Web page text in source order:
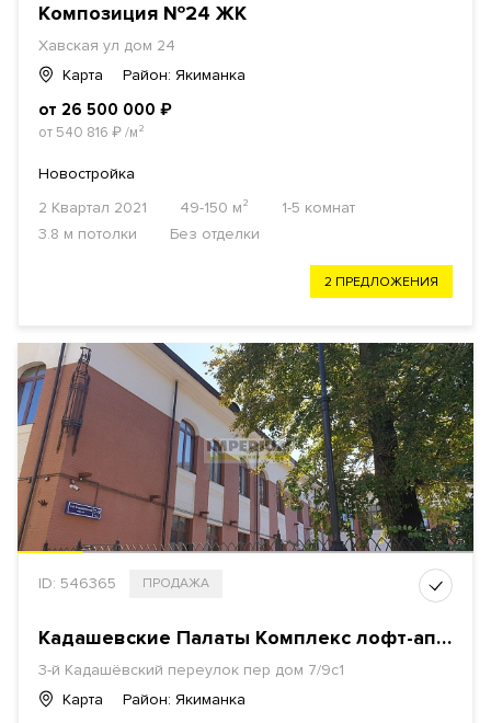
Композиция №24 ЖК
Хавская ул дом 24
Карта
Район: Якиманка
от 26 500 000 ₽
от 540 816 ₽/м²
Новостройка
2 Квартал 2021
49-150 м²
1-5 комнат
3.8 м потолки
Без отделки
2 ПРЕДЛОЖЕНИЯ
ID: 546365 ПРОДАЖА
Кадашевские Палаты Комплекс лофт-апартаметов
3-й Кадашёвский переулок пер дом 7/9с1
Карта
Район: Якиманка